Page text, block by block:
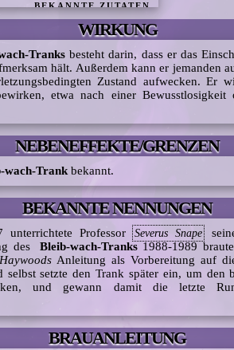
BEKANNTE ZUTATEN
WIRKUNG
Tranks besteht darin, dass er das
hält. Außerdem kann er jemanden
Zustand aufwecken. Er
etwa nach einer Bewusstlosigkeit
NEBENEFFEKTE/GRENZEN
wach-Trankbekannt.
BEKANNTE NENNUNGEN
unterrichtete Professor Severus Snape
desBleib-wach-Tranks 1988-1989
Anleitung als Vorbereitung auf
selbst setzte den Trank später ein, um den
und gewann damit die letzte
BRAUANLEITUNG